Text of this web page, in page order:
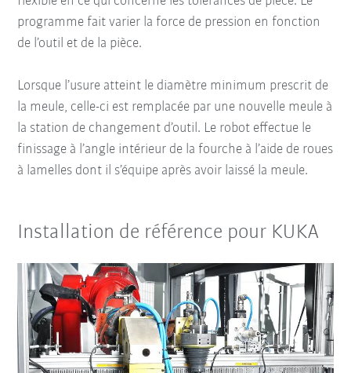
programme fait varier la force de pression en fonction
de l’outil et de la pièce.
Lorsque l’usure atteint le diamètre minimum prescrit de
la meule, celle-ci est remplacée par une nouvelle meule à
la station de changement d’outil. Le robot effectue le
finissage à l’angle intérieur de la fourche à l’aide de roues
à lamelles dont il s’équipe après avoir laissé la meule.
Installation de référence pour KUKA